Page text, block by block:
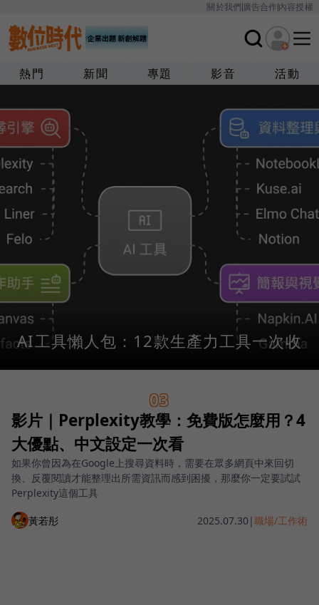
關於我們廣告合作內容授權
熱門 新聞 專題 影音 活動
AI工具懶人包：12款生產力工具一次收
03
影片｜Perplexity教學：免費版怎麼用？4
大優點、中文設定一次看
如果你曾因為在Google上搜尋資料時，需要在眾多網頁中來回切
換、反覆閱讀才能整理出所需資訊而感到困擾，那麼你一定要試試
Perplexity這個工具
黃若彤 2025.07.30 |職場/工作術